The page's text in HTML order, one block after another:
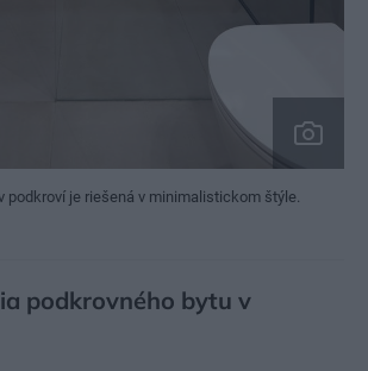
podkroví je riešená v minimalistickom štýle.
podkrovného bytu v